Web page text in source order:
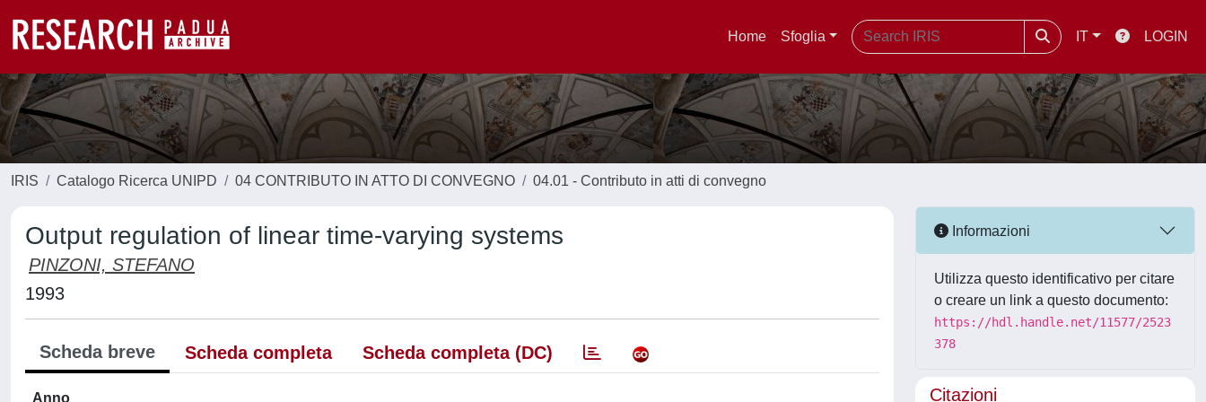
Home Sfoglia IT LOGIN
IRIS Catalogo Ricerca UNIPD 04 CONTRIBUTO IN ATTO DI CONVEGNO 04.01 - Contributo in atti di convegno
Output regulation of linear time-varying systems
PINZONI, STEFANO
1993
Scheda breve Scheda completa Scheda completa (DC)
Anno
Informazioni
Utilizza questo identificativo per citare
o creare un link a questo documento:
https://hdl.handle.net/11577/2523
378
Citazioni